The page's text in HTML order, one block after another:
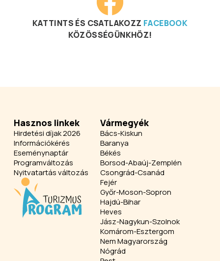
KATTINTS ÉS CSATLAKOZZ FACEBOOK
KÖZÖSSÉGÜNKHÖZ!
Hasznos linkek
Hirdetési díjak 2026
Információkérés
Eseménynaptár
Programváltozás
Nyitvatartás változás
Vármegyék
Bács-Kiskun
Baranya
Békés
Borsod-Abaúj-Zemplén
Csongrád-Csanád
Fejér
Győr-Moson-Sopron
Hajdú-Bihar
Heves
Jász-Nagykun-Szolnok
Komárom-Esztergom
Nem Magyarország
Nógrád